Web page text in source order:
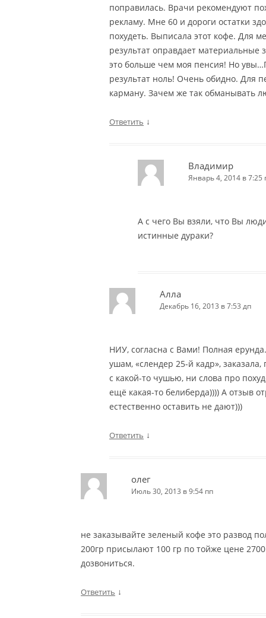
поправилась. Врачи рекомендуют
рекламу. Мне 60 и дороги остатки
похудеть. Выписала этот кофе. Для
результат оправдает
это больше чем моя пенсия! Но
результат ноль! Очень обидно. Для
карману. Зачем же так обманывать
Ответить ↓
Владимир
Январь 4, 2014 в 7:25
А с чего Вы взяли, что Вы
истинные дураки?
Алла
Декабрь 16, 2013 в 7:53 дп
НИУ, согласна с Вами! Полная
ушам, «слендер 25-й кадр»,
с какой-то чушью, ни слова про
ещё какая-то белиберда)))) А отзыв
естественно оставить не дают)))
Ответить ↓
олег
Июль 30, 2013 в 9:54 пп
не заказывайте зеленый кофе это развод
200гр присылают 100 гр по тойже цене
дозвониться.
Ответить ↓